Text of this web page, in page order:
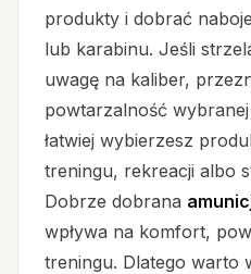
produkty i dobrać
lub karabinu. Jeśli
uwagę na kaliber,
powtarzalność
łatwiej wybierzesz
treningu, rekreacji albo
Dobrze dobrana
wpływa na komfort,
treningu. Dlatego warto